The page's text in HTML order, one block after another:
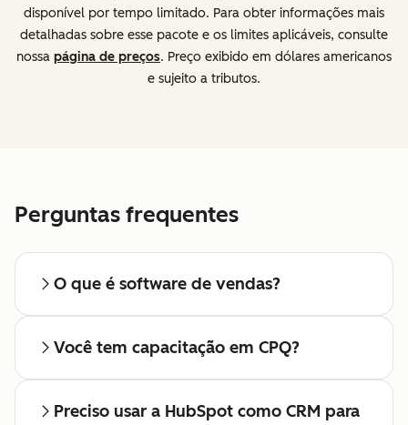
disponível por tempo limitado. Para obter informações mais
detalhadas sobre esse pacote e os limites aplicáveis, consulte
nossa página de preços. Preço exibido em dólares americanos
e sujeito a tributos.
Perguntas frequentes
O que é software de vendas?
Você tem capacitação em CPQ?
Preciso usar a HubSpot como CRM para